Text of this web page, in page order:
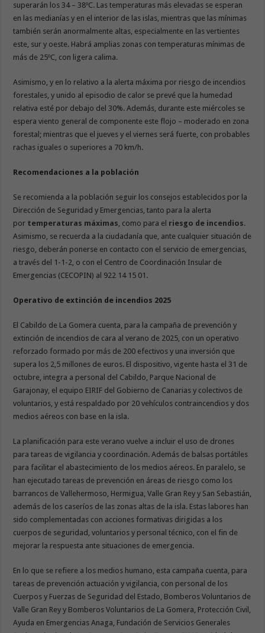
superarán los 34 – 38ºC. Las temperaturas más elevadas se esperan
en las medianías y en el interior de las islas, mientras que las mínimas
también serán anormalmente altas, especialmente en las vertientes
este, sur y oeste. Habrá amplias zonas con temperaturas mínimas de
más de 25ºC, con ligera calima.
Asimismo, y en lo relativo a la alerta máxima por riesgo de incendios
forestales, y unido al episodio de calor se prevé que la humedad
relativa esté por debajo del 30%. Además, durante este miércoles se
espera viento general de componente este flojo – moderado en zona
forestal; mientras que el jueves y el viernes será fuerte, con probables
rachas iguales o superiores a 70 km/h.
Recomendaciones a la población
Se recomienda a la población seguir los consejos establecidos por la
Dirección de Seguridad y Emergencias, tanto para la alerta
por temperaturas máximas, como para el riesgo de incendios.
Asimismo, se recuerda a la ciudadanía que, ante cualquier situación de
riesgo, deberán ponerse en contacto con el servicio de emergencias,
a través del 1-1-2, o con el Centro de Coordinación Insular de
Emergencias (CECOPIN) al 922 14 15 01.
Operativo de extinción de incendios 2025
El Cabildo de La Gomera cuenta, para la campaña de prevención y
extinción de incendios de cara al verano de 2025, con un operativo
reforzado formado por más de 200 efectivos y una inversión que
supera los 2,5 millones de euros. El dispositivo, vigente hasta el 31 de
octubre, integra a personal del Cabildo, Parque Nacional de
Garajonay, el equipo EIRIF del Gobierno de Canarias y colectivos de
voluntarios, y está respaldado por 20 vehículos contraincendios y dos
medios aéreos con base en la isla.
La planificación para este verano vuelve a incluir el uso de drones
para tareas de vigilancia y coordinación. Además de balsas portátiles
para facilitar el abastecimiento de los medios aéreos. En paralelo, se
han ejecutado tareas de prevención en áreas de riesgo como los
barrancos de Vallehermoso, Hermigua, Valle Gran Rey y San Sebastián,
además de los caseríos de las zonas altas de la isla. Estas labores han
sido complementadas con acciones formativas dirigidas a los
cuerpos de seguridad, voluntarios y personal técnico, con el fin de
mejorar la respuesta ante situaciones de emergencia.
En lo que se refiere a los medios humano, esta campaña cuenta, para
tareas de prevención actuación y vigilancia, con personal de los
Cuerpos y Fuerzas de Seguridad del Estado, Bomberos Voluntarios de
Valle Gran Rey y Bomberos Voluntarios de La Gomera, Protección Civil,
Ayuda en Emergencias Anaga, Fundación de Servicios Generales